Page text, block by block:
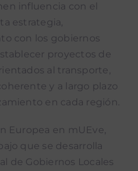
influencia con el
estrategia,
con los gobiernos
proyectos de
al transporte,
y a largo plazo
en cada región.
Europea en mUEve,
que se desarrolla
de Gobiernos Locales